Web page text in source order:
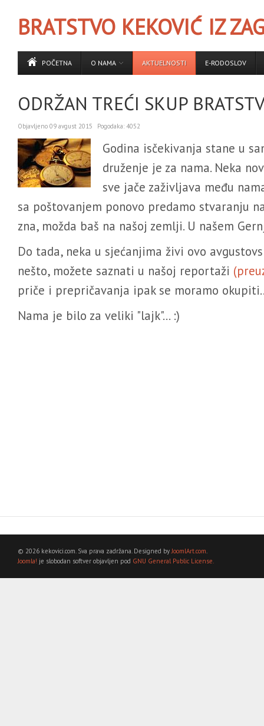
BRATSTVO KEKOVIĆ IZ
POČETNA O NAMA AKTUELNOSTI E-RODOSLOV
ODRŽAN TREĆI SKUP
Objavljeno 09 avgust 2015 Pogodaka: 4052
Godina isčekivanja stane u
druženje je za nama. Neka
sve jače zaživljava među
sa poštovanjem ponovo predamo stvaranju
zna, možda baš na našoj zemlji. U našem
Do tada, neka u sjećanjima živi ovo
nešto, možete saznati u našoj reportaži
priče i prepričavanja ipak se moramo
Nama je bilo za veliki "lajk"... :)
© 2026 kekovici.com. Sva prava zadržana. Designed byJoomlArt.com.
Joomla! je slobodan softver objavljen pod GNU General Public License.